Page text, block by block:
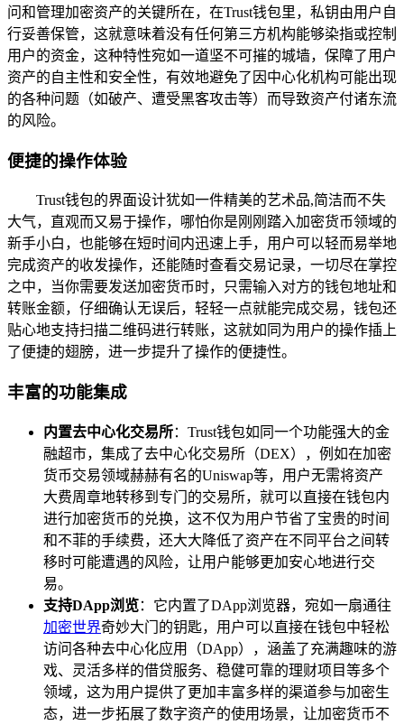
问和管理加密资产的关键所在，在Trust钱包里，私钥由用户自
行妥善保管，这就意味着没有任何第三方机构能够染指或控制
用户的资金，这种特性宛如一道坚不可摧的城墙，保障了用户
资产的自主性和安全性，有效地避免了因中心化机构可能出现
的各种问题（如破产、遭受黑客攻击等）而导致资产付诸东流
的风险。
便捷的操作体验
Trust钱包的界面设计犹如一件精美的艺术品,简洁而不失
大气，直观而又易于操作，哪怕你是刚刚踏入加密货币领域的
新手小白，也能够在短时间内迅速上手，用户可以轻而易举地
完成资产的收发操作，还能随时查看交易记录，一切尽在掌控
之中，当你需要发送加密货币时，只需输入对方的钱包地址和
转账金额，仔细确认无误后，轻轻一点就能完成交易，钱包还
贴心地支持扫描二维码进行转账，这就如同为用户的操作插上
了便捷的翅膀，进一步提升了操作的便捷性。
丰富的功能集成
内置去中心化交易所：Trust钱包如同一个功能强大的金
融超市，集成了去中心化交易所（DEX），例如在加密
货币交易领域赫赫有名的Uniswap等，用户无需将资产
大费周章地转移到专门的交易所，就可以直接在钱包内
进行加密货币的兑换，这不仅为用户节省了宝贵的时间
和不菲的手续费，还大大降低了资产在不同平台之间转
移时可能遭遇的风险，让用户能够更加安心地进行交
易。
支持DApp浏览：它内置了DApp浏览器，宛如一扇通往
加密世界奇妙大门的钥匙，用户可以直接在钱包中轻松
访问各种去中心化应用（DApp），涵盖了充满趣味的游
戏、灵活多样的借贷服务、稳健可靠的理财项目等多个
领域，这为用户提供了更加丰富多样的渠道参与加密生
态，进一步拓展了数字资产的使用场景，让加密货币不